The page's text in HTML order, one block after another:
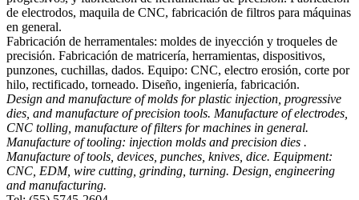
de electrodos, maquila de CNC, fabricación de filtros para máquinas
en general.
Fabricación de herramentales: moldes de inyección y troqueles de
precisión. Fabricación de matricería, herramientas, dispositivos,
punzones, cuchillas, dados. Equipo: CNC, electro erosión, corte por
hilo, rectificado, torneado. Diseño, ingeniería, fabricación.
Design and manufacture of molds for plastic injection, progressive
dies, and manufacture of precision tools. Manufacture of electrodes,
CNC tolling, manufacture of filters for machines in general.
Manufacture of tooling: injection molds and precision dies .
Manufacture of tools, devices, punches, knives, dice. Equipment:
CNC, EDM, wire cutting, grinding, turning. Design, engineering
and manufacturing.